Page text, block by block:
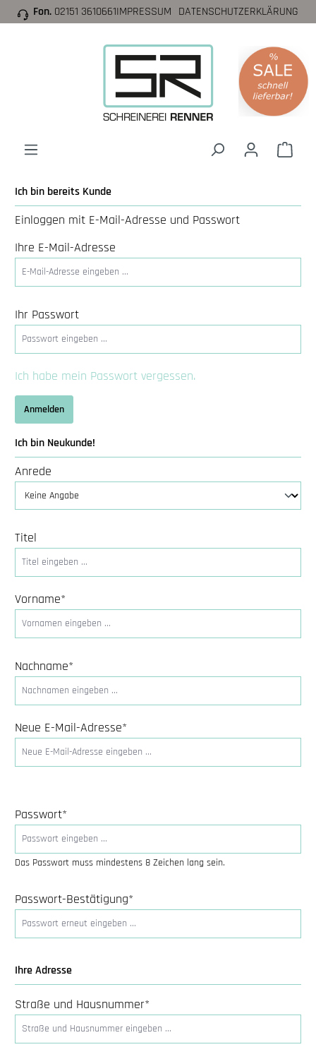
springen
Fon. 02151 3610661IMPRESSUM DATENSCHUTZERKLÄRUNG
Ich bin bereits Kunde
Einloggen mit E-Mail-Adresse und Passwort
Ihre E-Mail-Adresse
Ihr Passwort
Ich habe mein Passwort vergessen.
Anmelden
Ich bin Neukunde!
Persönliche Informationen
Anrede
Titel
Vorname*
Nachname*
Neue E-Mail-Adresse*
Passwort*
Das Passwort muss mindestens 8 Zeichen lang sein.
Passwort-Bestätigung*
Ihre Adresse
Straße und Hausnummer*